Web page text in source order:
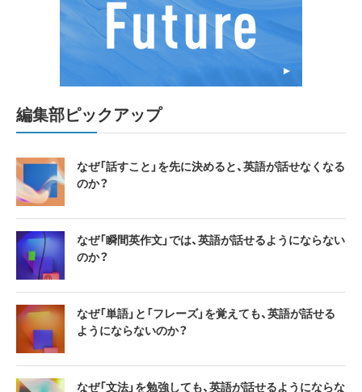
編集部ピックアップ
なぜ「話すこと」を先に決めると、英語が話せなくなる
のか？
なぜ「瞬間英作文」では、英語が話せるようにならない
のか？
なぜ「単語」と「フレーズ」を覚えても、英語が話せる
ようにならないのか？
なぜ「文法」を勉強しても、英語が話せるようにならな